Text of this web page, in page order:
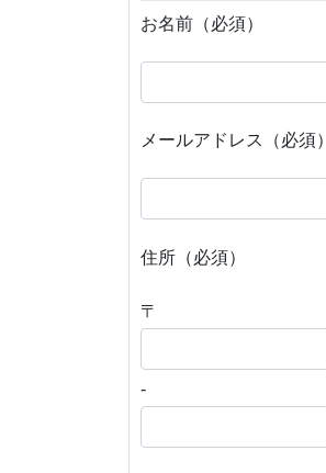
お名前（必須）
メールアドレス（必須）
住所（必須）
〒
-